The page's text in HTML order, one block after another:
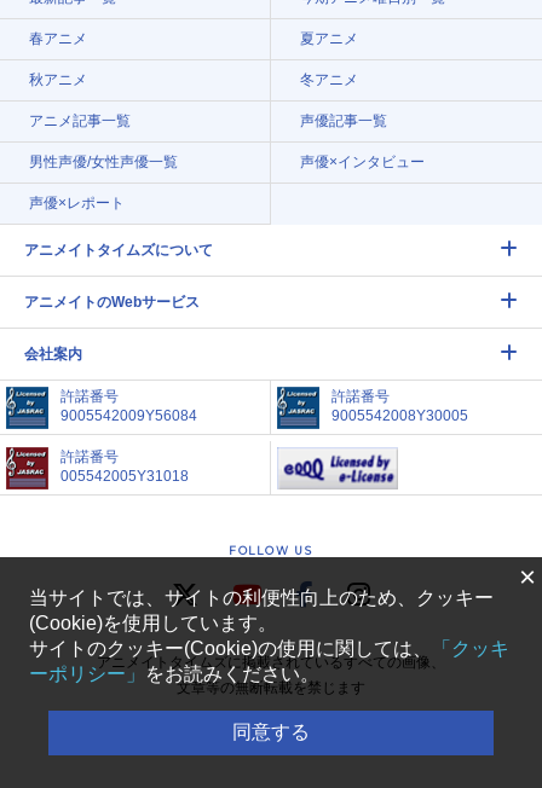
春アニメ 夏アニメ
秋アニメ 冬アニメ
アニメ記事一覧 声優記事一覧
男性声優/女性声優一覧 声優×インタビュー
声優×レポート
アニメイトタイムズについて
アニメイトのWebサービス
会社案内
許諾番号
9005542009Y56084
許諾番号
9005542008Y30005
許諾番号
005542005Y31018
FOLLOW US
アニメイトタイムズに掲載されているすべての画像、
文章等の無断転載を禁じます
COPYRIGHT(C) ANIMATE CORPORATION.
×
当サイトでは、サイトの利便性向上のため、クッキー
(Cookie)を使用しています。
サイトのクッキー(Cookie)の使用に関しては、
「クッキ
ーポリシー」
をお読みください。
同意する